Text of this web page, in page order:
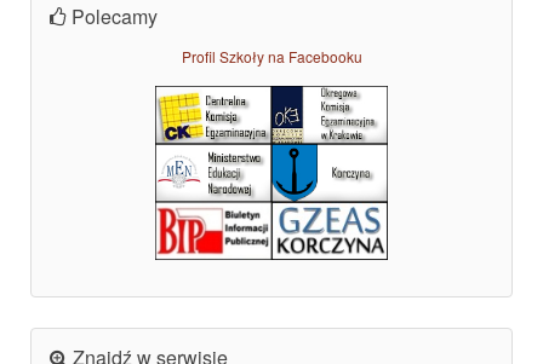
Polecamy
Profil Szkoły na Facebooku
Znajdź w serwisie